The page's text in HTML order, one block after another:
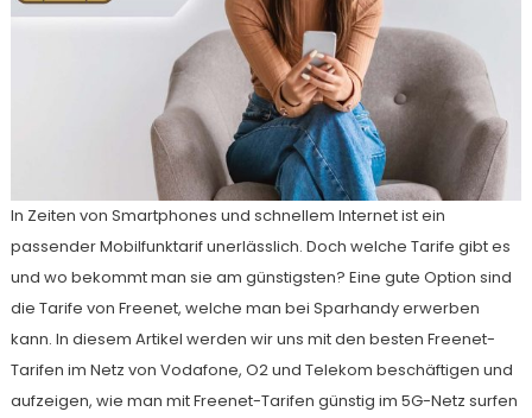
In Zeiten von Smartphones und schnellem Internet ist ein
passender Mobilfunktarif unerlässlich. Doch welche Tarife gibt es
und wo bekommt man sie am günstigsten? Eine gute Option sind
die Tarife von Freenet, welche man bei Sparhandy erwerben
kann. In diesem Artikel werden wir uns mit den besten Freenet-
Tarifen im Netz von Vodafone, O2 und Telekom beschäftigen und
aufzeigen, wie man mit Freenet-Tarifen günstig im 5G-Netz surfen